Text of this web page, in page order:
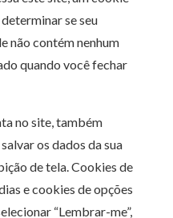
se seu
não contém nenhum
quando você fechar
no site, também
os dados da sua
de tela. Cookies de
e cookies de opções
“Lembrar-me”,